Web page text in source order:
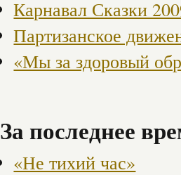
Карнавал Сказки
Партизанское
«Мы за здоровый
За последнее
«Не тихий час»